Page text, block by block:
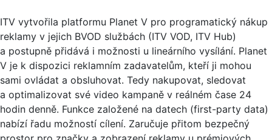
ITV vytvořila platformu Planet V pro programatický nákup
reklamy v jejich BVOD službách (ITV VOD, ITV Hub)
a postupně přidává i možnosti u lineárního vysílání. Planet
V je k dispozici reklamním zadavatelům, kteří ji mohou
sami ovládat a obsluhovat. Tedy nakupovat, sledovat
a optimalizovat své video kampaně v reálném čase 24
hodin denně. Funkce založené na datech (first-party data)
nabízí řadu možností cílení. Zaručuje přitom bezpečný